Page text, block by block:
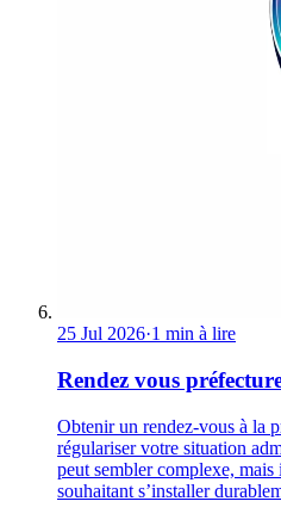
25 Jul 2026·1 min à lire
Rendez vous
Obtenir un rendez-vous à la
régulariser votre situation
peut sembler complexe,
souhaitant s’installer